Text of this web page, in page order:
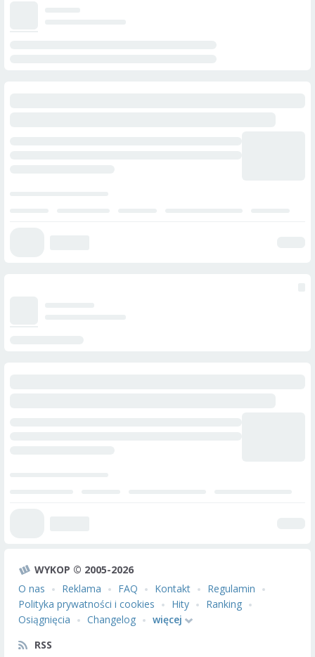
WYKOP © 2005-2026
O nas
Reklama FAQ Kontakt
Regulamin
Polityka prywatności i cookies
Hity
Ranking
Osiągnięcia
Changelog
więcej
RSS